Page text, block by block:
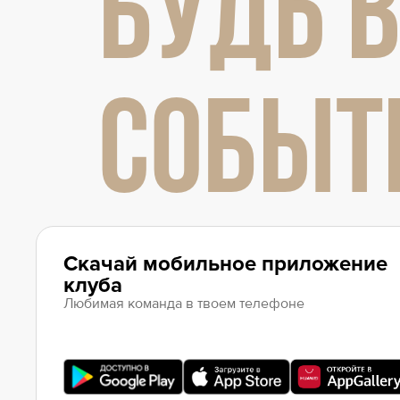
Локомотив
ЦСКА
Шанхайские Драконы
Скачай мобильное приложение
клуба
Любимая команда в твоем телефоне